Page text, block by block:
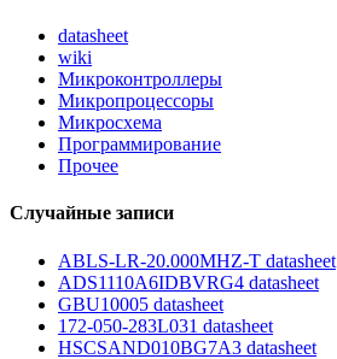
datasheet
wiki
Микроконтроллеры
Микропроцессоры
Микросхема
Программирование
Прочее
Случайные записи
ABLS-LR-20.000MHZ-T datasheet
ADS1110A6IDBVRG4 datasheet
GBU10005 datasheet
172-050-283L031 datasheet
HSCSAND010BG7A3 datasheet